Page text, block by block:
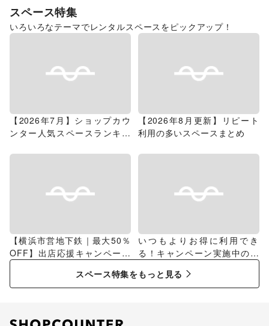
スペース特集
いろいろなテーマでレンタルスペースをピックアップ！
【2026年7月】ショップカウ
ンター人気スペースランキン
【2026年8月更新】リピート
利用の多いスペースまとめ
【横浜市営地下鉄｜最大50％
OFF】出店応援キャンペーン
特集
いつもよりお得に利用でき
る！キャンペーン実施中のス
スペース特集をもっと見る